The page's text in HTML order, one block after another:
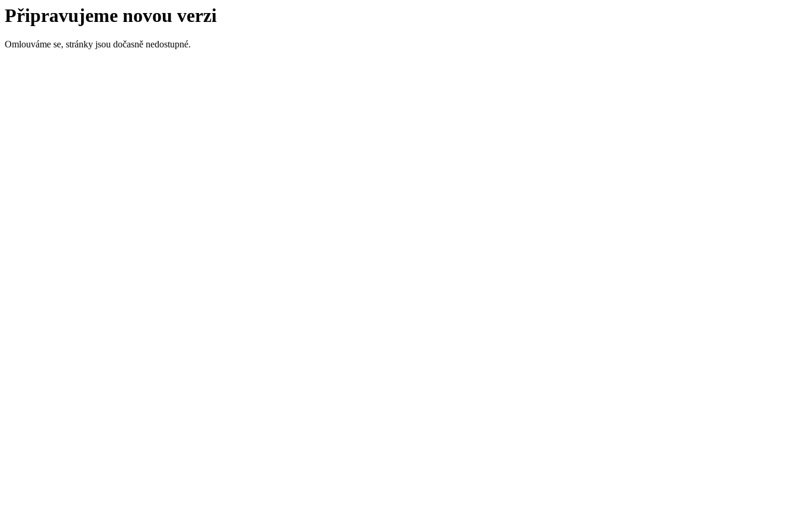
Připravujeme novou verzi
Omlouváme se, stránky jsou dočasně nedostupné.